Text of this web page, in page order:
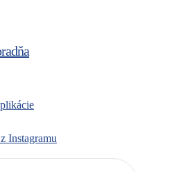
Instagramu